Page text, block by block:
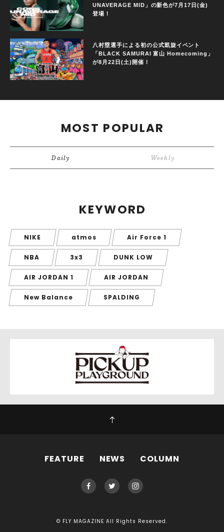
UNAVERAGE MID」の新色が7月17日(金)
登場！
八村塁選手による初の公式凱旋イベント
「BLACK SAMURAI 富山 Homecoming」
が8月22日(土)開催！
MOST POPULAR
Daily Weekly
KEYWORD
NIKE atmos Air Force 1
NBA 3x3 DUNK LOW
AIR JORDAN 1 AIR JORDAN
New Balance SPALDING
FEATURE NEWS COLUMN
© FLY MAGAZINE All Rights Reserved.